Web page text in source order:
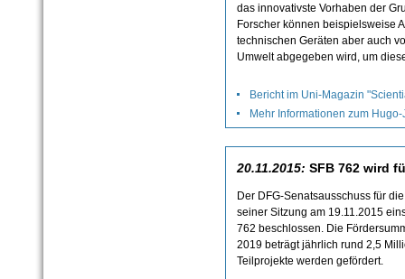
das innovativste Vorhaben der
Forscher können beispielsweise
technischen Geräten aber auch
Umwelt abgegeben wird, um
Bericht im Uni-Magazin
Mehr Informationen zum
20.11.2015: SFB 762 wird
Der DFG-Senatsausschuss für
seiner Sitzung am 19.11.2015
762 beschlossen. Die
2019 beträgt jährlich rund 2,5
Teilprojekte werden gefördert.